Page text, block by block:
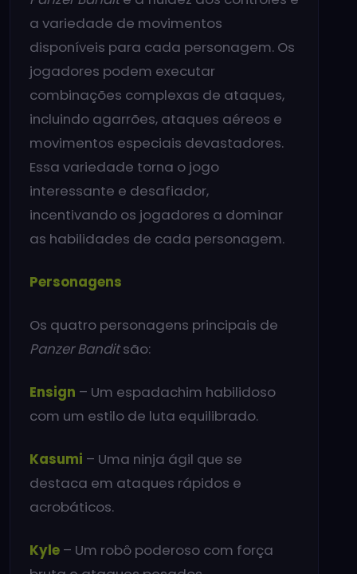
a variedade de movimentos
disponíveis para cada personagem. Os
jogadores podem executar
combinações complexas de ataques,
incluindo agarrões, ataques aéreos e
movimentos especiais devastadores.
Essa variedade torna o jogo
interessante e desafiador,
incentivando os jogadores a dominar
as habilidades de cada personagem.
Personagens
Os quatro personagens principais de
Panzer Banditsão:
Ensign – Um espadachim habilidoso
com um estilo de luta equilibrado.
Kasumi – Uma ninja ágil que se
destaca em ataques rápidos e
acrobáticos.
Kyle – Um robô poderoso com força